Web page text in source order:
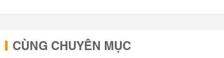
CÙNG CHUYÊN MỤC